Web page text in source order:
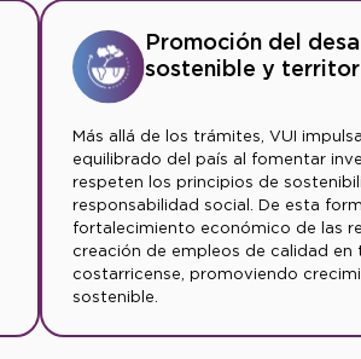
Promoción del
sostenible y
Más allá de los trámites, VUI
equilibrado del país al fomentar
respeten los principios de
responsabilidad social. De esta
fortalecimiento económico de las
creación de empleos de calidad
costarricense, promoviendo
sostenible.